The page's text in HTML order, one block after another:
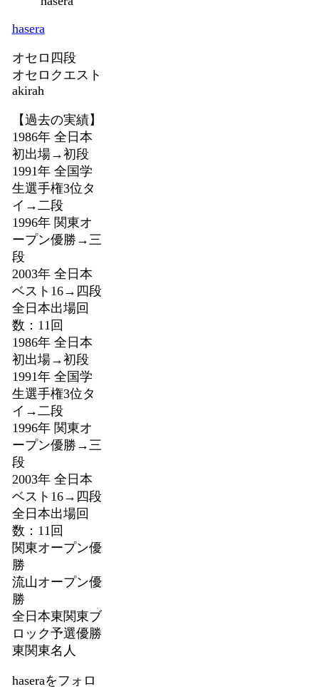
hasera
オセロ四段
オセロクエスト
akirah
【過去の実績】
1986年 全日本
初出場→初段
1991年 全国学
生選手権3位タ
イ→二段
1996年 関東オ
ープン優勝→三
段
2003年 全日本
ベスト16→四段
全日本出場回
数：11回
1986年 全日本
初出場→初段
1991年 全国学
生選手権3位タ
イ→二段
1996年 関東オ
ープン優勝→三
段
2003年 全日本
ベスト16→四段
全日本出場回
数：11回
関東オープン優
勝
流山オープン優
勝
全日本東関東ブ
ロック予選優勝
東関東名人
haseraをフォロ